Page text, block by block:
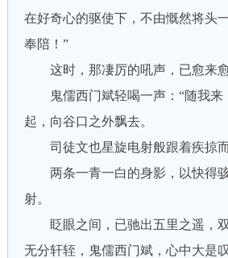
在好奇心的驱使下，不由慨然将头
奉陪！”
这时，那凄厉的吼声，已愈来愈
鬼儒西门斌轻喝一声：“随我来
起，向谷口之外飘去。
司徒文也星旋电射般跟着疾掠而
两条一青一白的身影，以快得
射。
眨眼之间，已驰出五里之遥，双
无分轩轾，鬼儒西门斌，心中大是